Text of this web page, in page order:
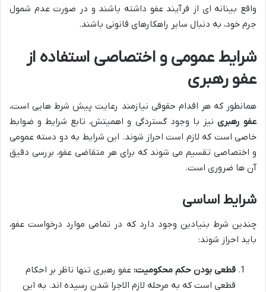
واقع بینانه ای از فرآیند عفو داشته باشند و در صورت عدم شمول
جرم خود، به دنبال سایر راهکارهای قانونی باشند.
شرایط عمومی و اختصاصی استفاده از
عفو رهبری
همانطور که هر اقدام حقوقی نیازمند رعایت پیش شرط هایی است،
عفو رهبری نیز با وجود گستردگی و اهمیتش، تابع شرایط و ضوابط
خاصی است که لازم است احراز شوند. این شرایط به دو دسته عمومی
و اختصاصی تقسیم می شوند که برای هر متقاضی عفو، بررسی دقیق
آن ها ضروری است.
شرایط اساسی
چندین شرط بنیادین وجود دارد که در تمامی موارد درخواست عفو،
باید احراز شوند:
قطعی بودن حکم محکومیت: عفو رهبری تنها ناظر بر احکام
قطعی است که به مرحله لازم الاجرا شدن رسیده اند. به این